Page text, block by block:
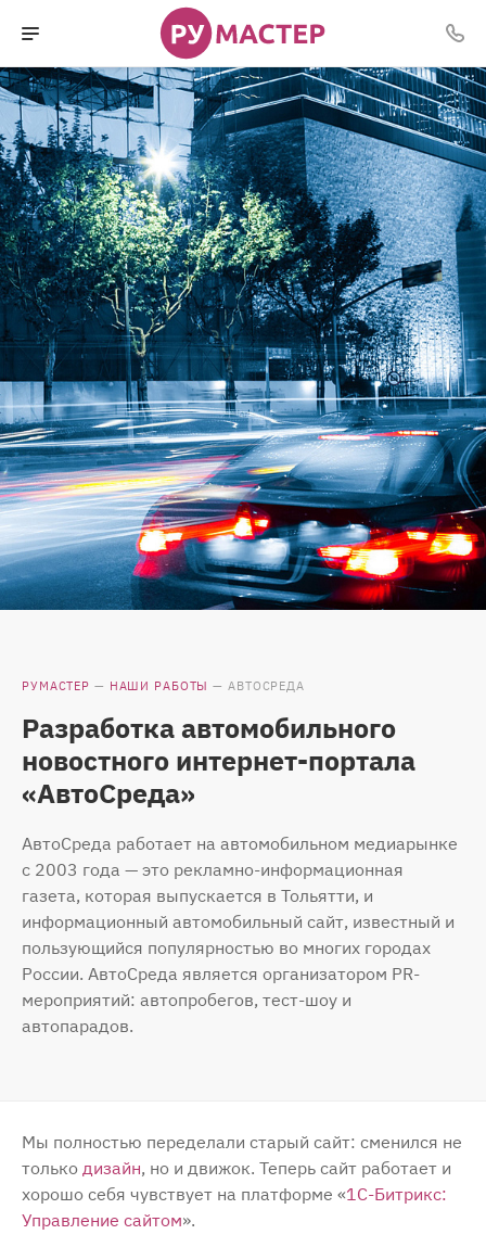
РУМАСТЕР — НАШИ РАБОТЫ —АВТОСРЕДА
Разработка автомобильного
новостного интернет-портала
«АвтоСреда»
АвтоСреда работает на автомобильном медиарынке
с 2003 года — это рекламно-информационная
газета, которая выпускается в Тольятти, и
информационный автомобильный сайт, известный и
пользующийся популярностью во многих городах
России. АвтоСреда является организатором PR-
мероприятий: автопробегов, тест-шоу и
автопарадов.
Мы полностью переделали старый сайт: сменился не
только дизайн, но и движок. Теперь сайт работает и
хорошо себя чувствует на платформе «1С-Битрикс:
Управление сайтом».